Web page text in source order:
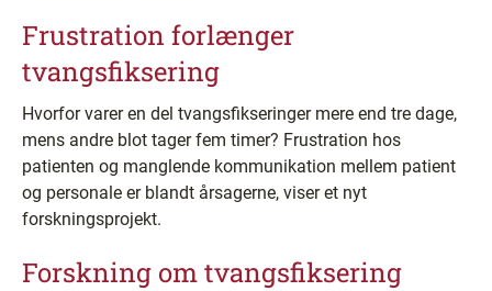
Frustration forlænger
tvangsfiksering
Hvorfor varer en del tvangsfikseringer mere end tre dage,
mens andre blot tager fem timer? Frustration hos
patienten og manglende kommunikation mellem patient
og personale er blandt årsagerne, viser et nyt
forskningsprojekt.
Forskning om tvangsfiksering